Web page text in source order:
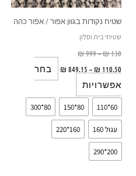
שטיח נקודות בגוון אפור / אפור כהה
שטיחי בית וסלון
₪130
–
₪999
₪ 110.50
–
₪ 849.15
בחר
אפשרויות
60*110
80*150
80*300
עגול 160 160*220
200*290